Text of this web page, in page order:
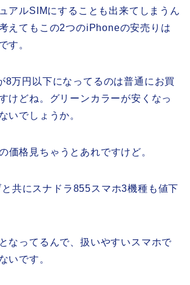
アルSIMにすることも出来てしまうん
えてもこの2つのiPhoneの安売りは
す。
8万円以下になってるのは普通にお買
けどね。グリーンカラーが安くなっ
いでしょうか。
価格見ちゃうとあれですけど。
共にスナドラ855スマホ3機種も値下
なってるんで、扱いやすいスマホで
いです。